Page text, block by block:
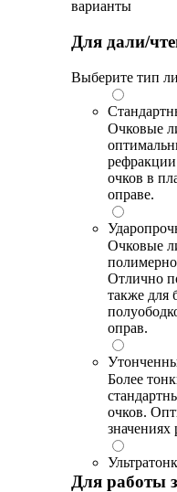
варианты
Для дали/
Выберите тип
Очковые
очков в
оправе.
Очковые
Отлично
также для
оправ.
Более
очков.
Для работы